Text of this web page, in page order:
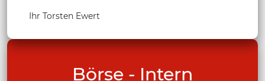
Ihr Torsten Ewert
Börse - Intern